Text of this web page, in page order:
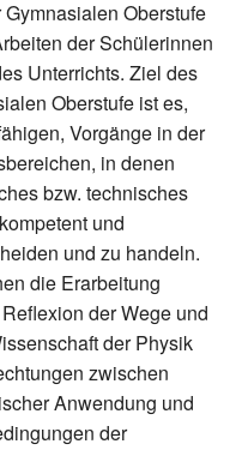
Oberstufe
der Schülerinnen
Unterrichts. Ziel des
Oberstufe ist es,
Vorgänge in der
in denen
bzw. technisches
und
und zu handeln.
die Erarbeitung
der Wege und
der Physik
zwischen
Anwendung und
der